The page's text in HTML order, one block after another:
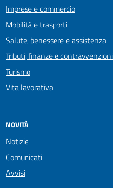
Imprese e commercio
Mobilità e trasporti
Salute, benessere e assistenza
Tributi, finanze e contravvenzioni
Turismo
Vita lavorativa
NOVITÀ
Notizie
Comunicati
Avvisi